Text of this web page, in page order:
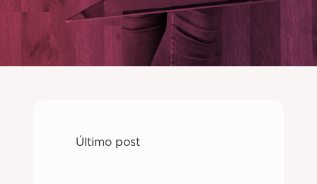
Último post